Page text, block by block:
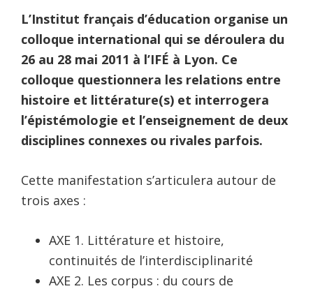
L’Institut français d’éducation organise un
colloque international qui se déroulera du
26 au 28 mai 2011 à l’IFÉ à Lyon. Ce
colloque questionnera les relations entre
histoire et littérature(s) et interrogera
l’épistémologie et l’enseignement de deux
disciplines connexes ou rivales parfois.
Cette manifestation s’articulera autour de
trois axes :
AXE 1. Littérature et histoire,
continuités de l’interdisciplinarité
AXE 2. Les corpus : du cours de